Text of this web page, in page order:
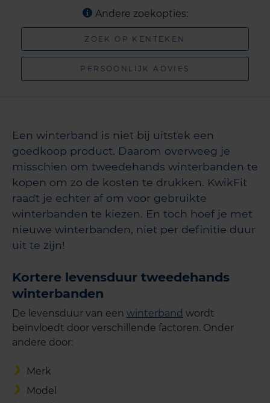
Andere zoekopties:
ZOEK OP KENTEKEN
PERSOONLIJK ADVIES
Een winterband is niet bij uitstek een
goedkoop product. Daarom overweeg je
misschien om tweedehands winterbanden te
kopen om zo de kosten te drukken. KwikFit
raadt je echter af om voor gebruikte
winterbanden te kiezen. En toch hoef je met
nieuwe winterbanden, niet per definitie duur
uit te zijn!
Kortere levensduur tweedehands
winterbanden
De levensduur van een winterband wordt
beïnvloedt door verschillende factoren. Onder
andere door:
Merk
Model